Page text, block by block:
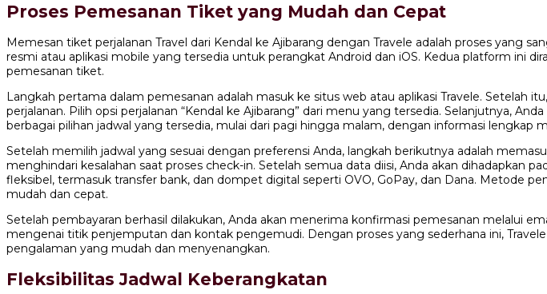
Proses Pemesanan Tiket yang Mudah dan Cepat
Memesan tiket perjalanan Travel dari Kendal ke Ajibarang dengan Travele adalah proses yang
resmi atau aplikasi mobile yang tersedia untuk perangkat Android dan iOS. Kedua platform ini
pemesanan tiket.
Langkah pertama dalam pemesanan adalah masuk ke situs web atau aplikasi Travele. Setelah
perjalanan. Pilih opsi perjalanan “Kendal ke Ajibarang” dari menu yang tersedia. Selanjutnya,
berbagai pilihan jadwal yang tersedia, mulai dari pagi hingga malam, dengan informasi lengkap
Setelah memilih jadwal yang sesuai dengan preferensi Anda, langkah berikutnya adalah
menghindari kesalahan saat proses check-in. Setelah semua data diisi, Anda akan dihadapkan
fleksibel, termasuk transfer bank, dan dompet digital seperti OVO, GoPay, dan Dana. Metode
mudah dan cepat.
Setelah pembayaran berhasil dilakukan, Anda akan menerima konfirmasi pemesanan melalui
mengenai titik penjemputan dan kontak pengemudi. Dengan proses yang sederhana ini,
pengalaman yang mudah dan menyenangkan.
Fleksibilitas Jadwal Keberangkatan